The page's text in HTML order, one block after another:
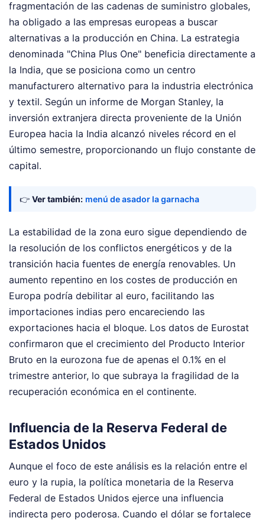
fragmentación de las cadenas de suministro globales,
ha obligado a las empresas europeas a buscar
alternativas a la producción en China. La estrategia
denominada "China Plus One" beneficia directamente a
la India, que se posiciona como un centro
manufacturero alternativo para la industria electrónica
y textil. Según un informe de Morgan Stanley, la
inversión extranjera directa proveniente de la Unión
Europea hacia la India alcanzó niveles récord en el
último semestre, proporcionando un flujo constante de
capital.
👉 Ver también: menú de asador la garnacha
La estabilidad de la zona euro sigue dependiendo de
la resolución de los conflictos energéticos y de la
transición hacia fuentes de energía renovables. Un
aumento repentino en los costes de producción en
Europa podría debilitar al euro, facilitando las
importaciones indias pero encareciendo las
exportaciones hacia el bloque. Los datos de Eurostat
confirmaron que el crecimiento del Producto Interior
Bruto en la eurozona fue de apenas el 0.1% en el
trimestre anterior, lo que subraya la fragilidad de la
recuperación económica en el continente.
Influencia de la Reserva Federal de
Estados Unidos
Aunque el foco de este análisis es la relación entre el
euro y la rupia, la política monetaria de la Reserva
Federal de Estados Unidos ejerce una influencia
indirecta pero poderosa. Cuando el dólar se fortalece